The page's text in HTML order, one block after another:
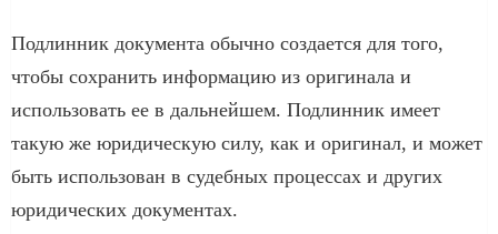
Подлинник документа обычно создается для того,
чтобы сохранить информацию из оригинала и
использовать ее в дальнейшем. Подлинник имеет
такую же юридическую силу, как и оригинал, и может
быть использован в судебных процессах и других
юридических документах.